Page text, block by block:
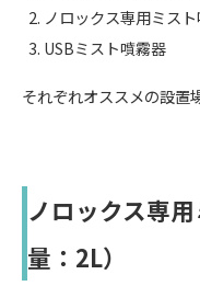
ノロックス専用ミス
USBミスト噴霧器
それぞれオススメの設置
ノロックス専
量：2L）